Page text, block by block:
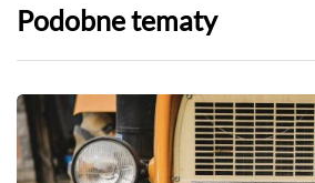
Podobne tematy